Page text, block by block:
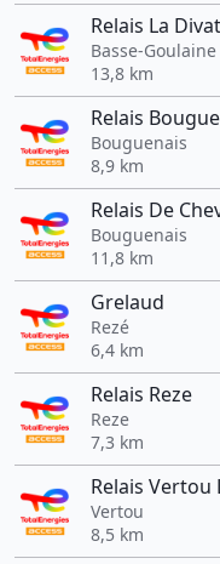
Relais La
Basse-Goulaine
13,8 km
Relais
Bouguenais
8,9 km
Relais De
Bouguenais
11,8 km
Grelaud
Rezé
6,4 km
Relais Reze
Reze
7,3 km
Relais Vertou
Vertou
8,5 km